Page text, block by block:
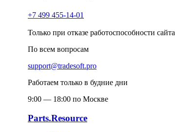
+7 499 455-14-01
Только при отказе работоспособности сайта
По всем вопросам
support@tradesoft.pro
Работаем только в будние дни
9:00 — 18:00 по Москве
Parts.Resource